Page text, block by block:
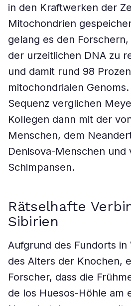
in den Kraftwerken der
Mitochondrien
gelang es den Forschern,
der urzeitlichen DNA zu
und damit rund 98
mitochondrialen
Sequenz verglichen
Kollegen dann mit der
Menschen, dem
Denisova-Menschen und
Schimpansen.
Rätselhafte
Sibirien
Aufgrund des Fundorts
des Alters der Knochen,
Forscher, dass die
de los Huesos-Höhle am